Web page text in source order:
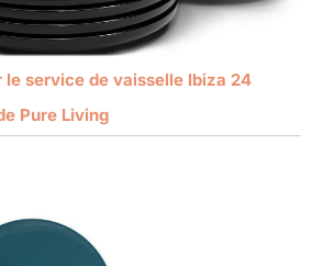
le service de vaisselle Ibiza 24
Pure Living